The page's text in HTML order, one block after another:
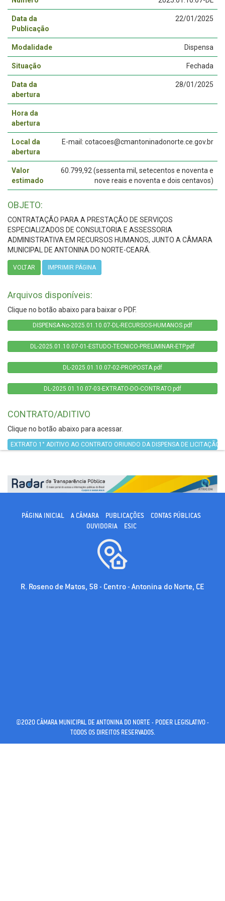
Data da
Publicação
22/01/2025
Modalidade Dispensa
Situação Fechada
Data da
abertura
28/01/2025
Hora da
abertura
Local da
abertura
E-mail: cotacoes@cmantoninadonorte.ce.gov.br
Valor
estimado
60.799,92 (sessenta mil, setecentos e noventa e
nove reais e noventa e dois centavos)
OBJETO:
CONTRATAÇÃO PARA A PRESTAÇÃO DE SERVIÇOS
ESPECIALIZADOS DE CONSULTORIA E ASSESSORIA
ADMINISTRATIVA EM RECURSOS HUMANOS, JUNTO A CÂMARA
MUNICIPAL DE ANTONINA DO NORTE-CEARÁ.
VOLTAR IMPRIMIR PÁGINA
Arquivos disponíveis:
Clique no botão abaixo para baixar o PDF.
DISPENSA-No-2025.01.10.07-DL-RECURSOS-HUMANOS.pdf
DL-2025.01.10.07-01-ESTUDO-TECNICO-PRELIMINAR-ETP.pdf
DL-2025.01.10.07-02-PROPOSTA.pdf
DL-2025.01.10.07-03-EXTRATO-DO-CONTRATO.pdf
CONTRATO/ADITIVO
Clique no botão abaixo para acessar.
EXTRATO 1° ADITIVO AO CONTRATO ORIUNDO DA DISPENSA DE
PÁGINA INICIAL A CÂMARA PUBLICAÇÕES
CONTAS PÚBLICAS
OUVIDORIA
ESIC
R. Roseno de Matos, 58 - Centro - Antonina do Norte, CE
©2020 CÂMARA MUNICIPAL DE ANTONINA DO NORTE - PODER LEGISLATIVO -
TODOS OS DIREITOS RESERVADOS.